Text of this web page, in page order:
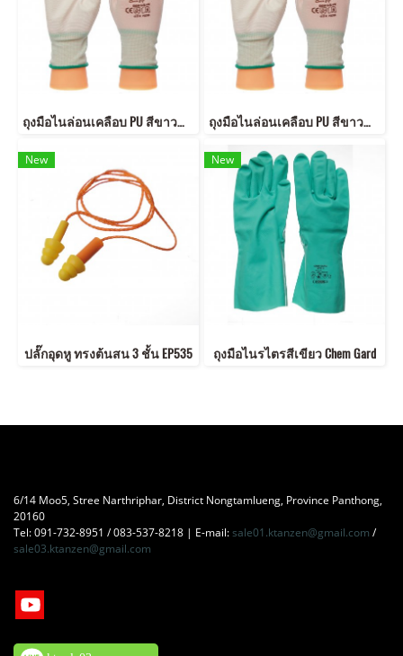
ถุงมือไนล่อนเคลือบ PU สีขาว（PUナイロン手袋） ถุงมือไนล่อนเคลือบ PU สีขาว（PUナイロン手袋）
New
ปลั๊กอุดหู ทรงต้นสน 3 ชั้น EP535
New
ถุงมือไนรไตรสีเขียว Chem Gard
6/14 Moo5, Stree Narthriphar, District Nongtamlueng, Province Panthong,
20160
Tel: 091-732-8951 / 083-537-8218 | E-mail:sale01.ktanzen@gmail.com /
sale03.ktanzen@gmail.com